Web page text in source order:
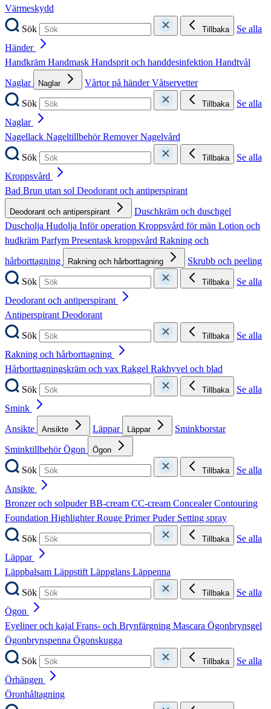
Värmeskydd
Sök
Tillbaka
Se alla
Händer
Handkräm Handmask Handsprit och handdesinfektion Handtvål
Naglar
Naglar Vårtor på händerVåtservetter
Sök
Tillbaka
Se alla
Naglar
Nagellack NageltillbehörRemoverNagelvård
Sök
Tillbaka
Se alla
Kroppsvård
Bad Brun utan sol Deodorant och antiperspirant
Deodorant och antiperspirant
Duschkräm och duschgel
Duscholja Hudolja Inför operation Kroppsvård för män Lotion och
hudkräm Parfym Presentask kroppsvård Rakning och
hårborttagning
Rakning och hårborttagning
Skrubb och peeling
Sök
Tillbaka
Se alla
Deodorant och antiperspirant
AntiperspirantDeodorant
Sök
Tillbaka
Se alla
Rakning och hårborttagning
Hårborttagningskräm och vax Rakgel Rakhyvel och blad
Sök
Tillbaka
Se alla
Smink
Ansikte
Ansikte Läppar Läppar
Sminkborstar
SminktillbehörÖgon Ögon
Sök Tillbaka
Se alla
Ansikte
Bronzer och solpuderBB-cream CC-cream ConcealerContouring
Foundation HighlighterRouge PrimerPuder Setting spray
Sök
Tillbaka
Se alla
Läppar
Läppbalsam LäppstiftLäppglans Läppenna
Sök
Tillbaka
Se alla
Ögon
Eyeliner och kajal Frans- och Brynfärgning Mascara Ögonbrynsgel
Ögonbrynspenna Ögonskugga
Sök
Tillbaka
Se alla
Örhängen
Öronhåltagning